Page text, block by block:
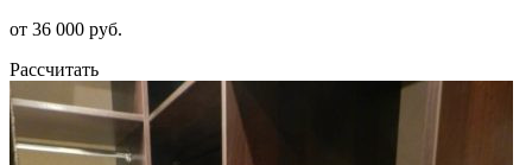
от 36 000 руб.
Рассчитать